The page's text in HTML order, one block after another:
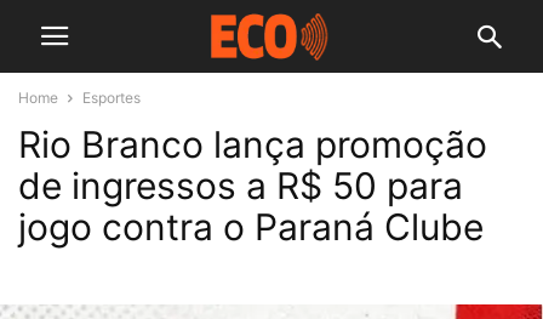
Home Esportes
Rio Branco lança promoção
de ingressos a R$ 50 para
jogo contra o Paraná Clube